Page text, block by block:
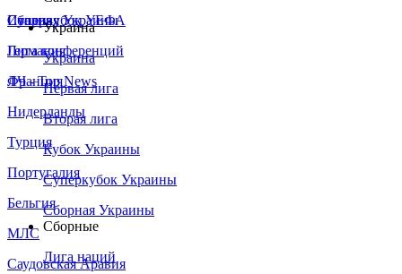
Сборная Украины
Италия
Германия
Франция
Нидерланды
Турция
Португалия
Бельгия
МЛС
Саудовская Аравия
Суперкубок УЕФА
Лига конференций
ЛЧ - Top News
Украина
Украина
Первая лига
Вторая лига
Кубок Украины
Суперкубок Украины
Сборная Украины
Сборные
Лига наций